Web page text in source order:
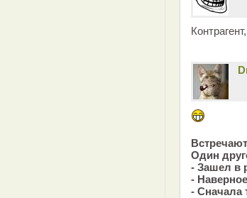
Один
- Зашел в
-
- Сначала